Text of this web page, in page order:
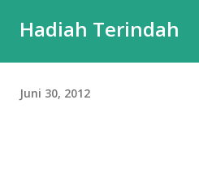
Hadiah Terindah
Juni 30, 2012